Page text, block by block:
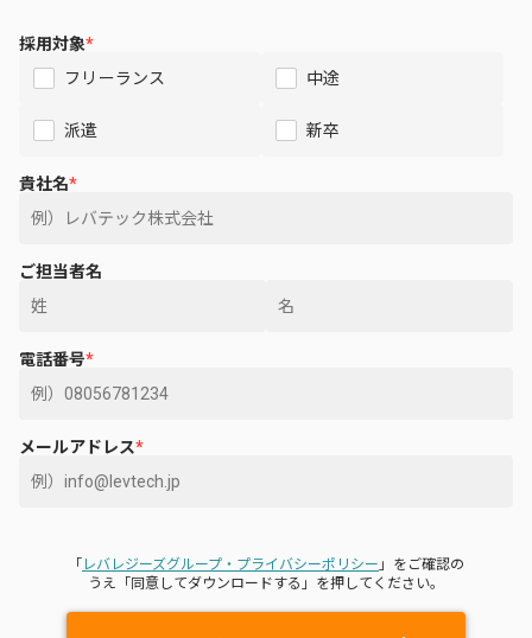
採用対象*
フリーランス
中途
派遣 新卒
貴社名*
ご担当者名
電話番号*
メールアドレス*
「 レバレジーズグループ・プライバシーポリシー 」をご確認の
うえ「同意してダウンロードする」を押してください。